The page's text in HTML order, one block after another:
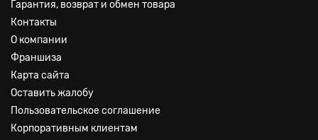
Гарантия, возврат и обмен товара
Контакты
О компании
Франшиза
Карта сайта
Оставить жалобу
Пользовательское соглашение
Корпоративным клиентам